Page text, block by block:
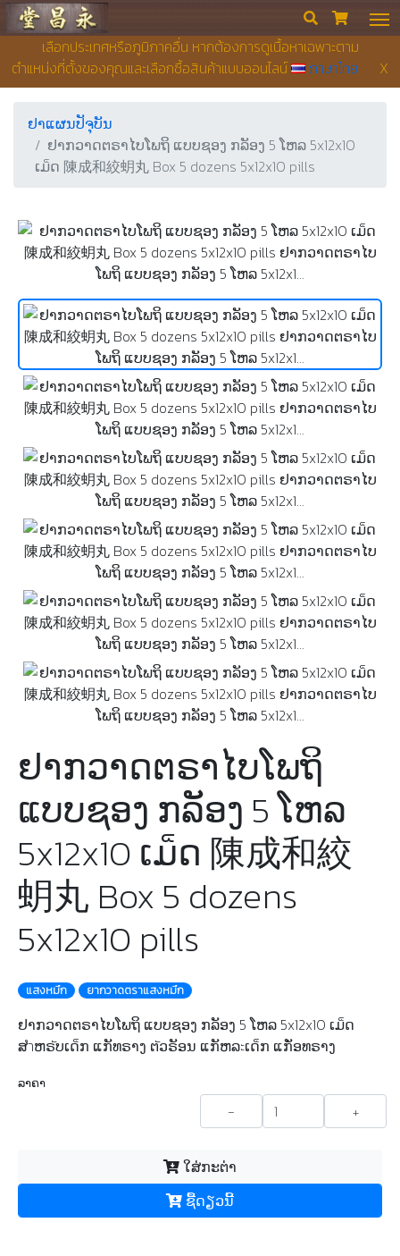
เลือกประเทศหรือภูมิภาคอื่น หากต้องการดูเนื้อหาเฉพาะตาม
ตำแหน่งที่ตั้งของคุณและเลือกซื้อสินค้าแบบออนไลน์
ภาษาไทย X
ຮ້ານຂາຍຢາ ຢງເຊີຍງຕຶ໊ງ  
ຢາແຜນປັຈຸບັນ
ຢາກວາດຕຣາໄບໂພຖິ ແບບຊອງ ກລັອງ 5 ໂຫລ 5x12x10
ເມ็ດ 陳成和絞蚏丸 Box 5 dozens 5x12x10 pills
ຢາກວາດຕຣາໄບໂພຖິ
ແບບຊອງ ກລັອງ 5 ໂຫລ
5x12x10 ເມ็ດ 陳成和絞
蚏丸 Box 5 dozens
5x12x10 pills
แสงหมึก ยากวาดตราแสงหมึก
ຢາກວາດຕຣາໄບໂພຖິ ແບບຊອງ ກລັອງ 5 ໂຫລ 5x12x10 ເມ็ດ
ສำຫຣัບເດ็ກ ແກັທຣາງ ຕัວຣັອນ ແກັຫລะເດ็ກ ແກັ່ອທຣາງ
ລາຄາ
- +
ໃສ່ກະຕ່າ
ຊື້​ດຽວ​ນີ້